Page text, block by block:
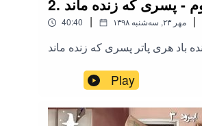
دوم - پسری که زنده ماند
40:40 | ۱۳۹۸ مهر ۲۳, سه‌شنبه |
Play